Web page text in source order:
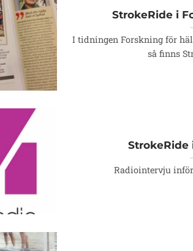
StrokeRide i
I tidningen Forskning för
så finns
StrokeRide
Radiointervju